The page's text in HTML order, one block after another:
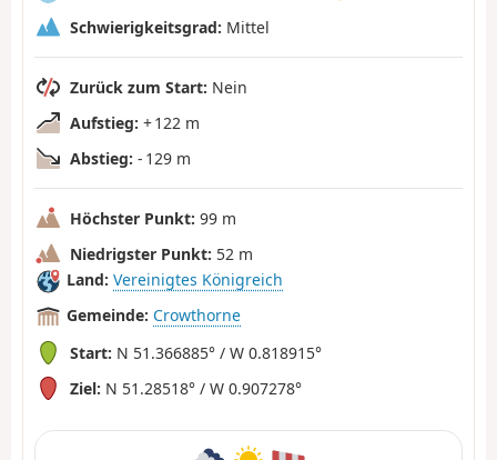
Schwierigkeitsgrad: Mittel
Zurück zum Start: Nein
Aufstieg: + 122 m
Abstieg: - 129 m
Höchster Punkt: 99 m
Niedrigster Punkt: 52 m
Land: Vereinigtes Königreich
Gemeinde: Crowthorne
Start: N 51.366885° / W 0.818915°
Ziel: N 51.28518° / W 0.907278°